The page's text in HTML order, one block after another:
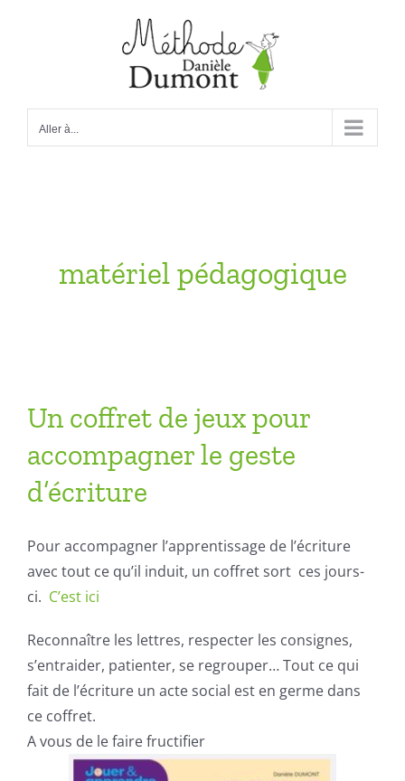
Aller à...
matériel pédagogique
Un coffret de jeux pour
accompagner le geste
d’écriture
Pour accompagner l’apprentissage de l’écriture
avec tout ce qu’il induit, un coffret sort ces jours-
ci. C’est ici
Reconnaître les lettres, respecter les consignes,
s’entraider, patienter, se regrouper… Tout ce qui
fait de l’écriture un acte social est en germe dans
ce coffret.
A vous de le faire fructifier